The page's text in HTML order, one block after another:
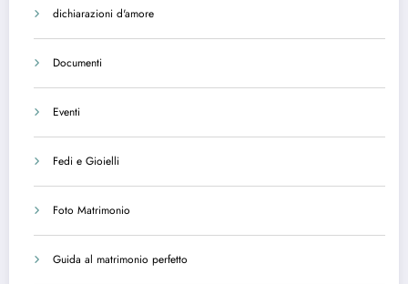
dichiarazioni d'amore
Documenti
Eventi
Fedi e Gioielli
Foto Matrimonio
Guida al matrimonio perfetto